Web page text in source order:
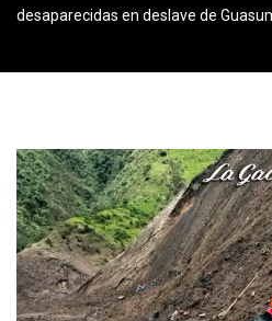
desaparecidas en deslave de